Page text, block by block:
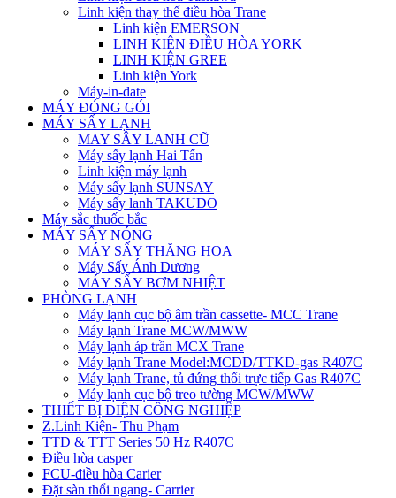
Linh kiện thay thế điều hòa Trane
Linh kiện EMERSON
LINH KIỆN ĐIỀU HÒA YORK
LINH KIỆN GREE
Linh kiện York
Máy-in-date
MÁY ĐÓNG GÓI
MÁY SẤY LẠNH
MAY SÂY LANH CŨ
Máy sấy lạnh Hai Tấn
Linh kiện máy lạnh
Máy sấy lạnh SUNSAY
Máy sấy lanh TAKUDO
Máy sắc thuốc bắc
MÁY SẤY NÓNG
MÁY SẤY THĂNG HOA
Máy Sấy Ánh Dương
MÁY SẤY BƠM NHIỆT
PHÒNG LẠNH
Máy lạnh cục bộ âm trần cassette- MCC Trane
Máy lạnh Trane MCW/MWW
Máy lạnh áp trần MCX Trane
Máy lạnh Trane Model:MCDD/TTKD-gas R407C
Máy lạnh Trane, tủ đứng thổi trực tiếp Gas R407C
Máy lạnh cục bộ treo tường MCW/MWW
THIẾT BỊ ĐIỆN CÔNG NGHIỆP
Z.Linh Kiện- Thu Phạm
TTD & TTT Series 50 Hz R407C
Điều hòa casper
FCU-điều hòa Carier
Đặt sàn thổi ngang- Carrier